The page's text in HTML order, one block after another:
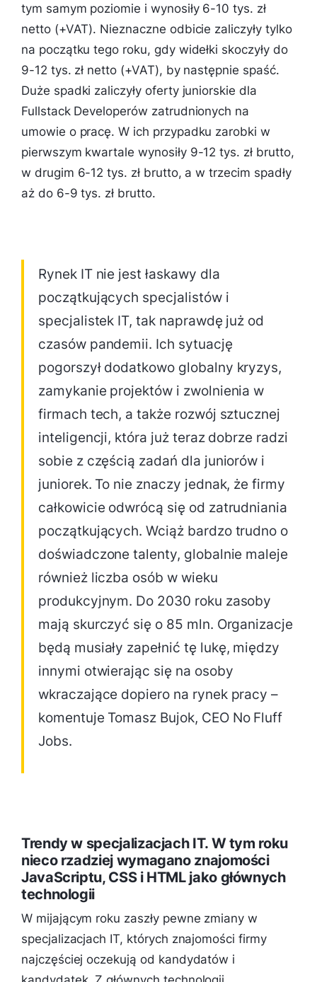
tym samym poziomie i wynosiły 6-10 tys. zł
netto (+VAT). Nieznaczne odbicie zaliczyły tylko
na początku tego roku, gdy widełki skoczyły do
9-12 tys. zł netto (+VAT), by następnie spaść.
Duże spadki zaliczyły oferty juniorskie dla
Fullstack Developerów zatrudnionych na
umowie o pracę. W ich przypadku zarobki w
pierwszym kwartale wynosiły 9-12 tys. zł brutto,
w drugim 6-12 tys. zł brutto, a w trzecim spadły
aż do 6-9 tys. zł brutto.
Rynek IT nie jest łaskawy dla
początkujących specjalistów i
specjalistek IT, tak naprawdę już od
czasów pandemii. Ich sytuację
pogorszył dodatkowo globalny kryzys,
zamykanie projektów i zwolnienia w
firmach tech, a także rozwój sztucznej
inteligencji, która już teraz dobrze radzi
sobie z częścią zadań dla juniorów i
juniorek. To nie znaczy jednak, że firmy
całkowicie odwrócą się od zatrudniania
początkujących. Wciąż bardzo trudno o
doświadczone talenty, globalnie maleje
również liczba osób w wieku
produkcyjnym. Do 2030 roku zasoby
mają skurczyć się o 85 mln. Organizacje
będą musiały zapełnić tę lukę, między
innymi otwierając się na osoby
wkraczające dopiero na rynek pracy –
komentuje Tomasz Bujok, CEO No Fluff
Jobs.
Trendy w specjalizacjach IT. W tym roku
nieco rzadziej wymagano znajomości
JavaScriptu, CSS i HTML jako głównych
technologii
W mijającym roku zaszły pewne zmiany w
specjalizacjach IT, których znajomości firmy
najczęściej oczekują od kandydatów i